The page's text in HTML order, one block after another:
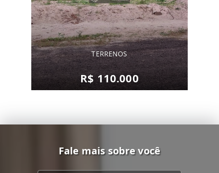
TERRENOS
R$ 110.000
Fale mais sobre você